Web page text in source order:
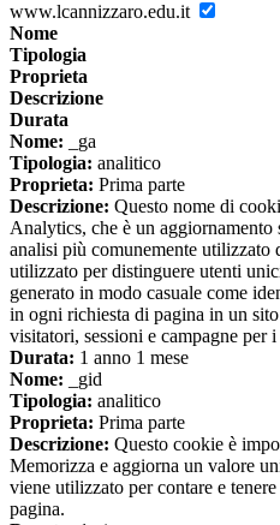
www.lcannizzaro.edu.it
Nome
Tipologia
Proprieta
Descrizione
Durata
Nome: _ga
Tipologia: analitico
Proprieta: Prima parte
Descrizione: Questo nome di
Analytics, che è un
analisi più comunemente utilizzato
utilizzato per distinguere utenti
generato in modo casuale come
in ogni richiesta di pagina in un
visitatori, sessioni e campagne per
Durata: 1 anno 1 mese
Nome: _gid
Tipologia: analitico
Proprieta: Prima parte
Descrizione: Questo cookie è
Memorizza e aggiorna un valore
viene utilizzato per contare e
pagina.